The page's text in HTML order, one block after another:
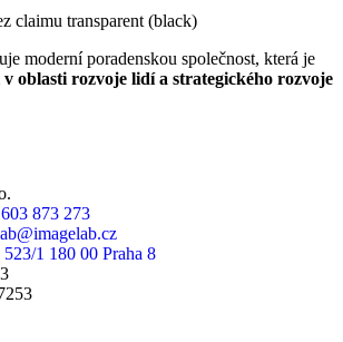
moderní poradenskou společnost, která je
v oblasti rozvoje lidí a strategického rozvoje
873 273
1 180 00 Praha 8